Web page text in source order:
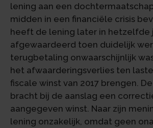
lening aan een
midden in een financiële crisis
heeft de lening later in hetzelfde
afgewaardeerd toen duidelijk
terugbetaling onwaarschijnlijk
het afwaarderingsverlies ten
fiscale winst van 2017 brengen.
bracht bij de aanslag een
aangegeven winst. Naar zijn
lening onzakelijk, omdat geen